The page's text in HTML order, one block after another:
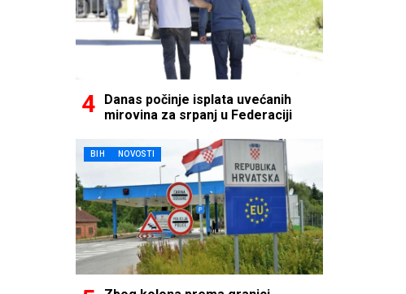
Danas počinje isplata uvećanih
mirovina za srpanj u Federaciji
BIH NOVOSTI